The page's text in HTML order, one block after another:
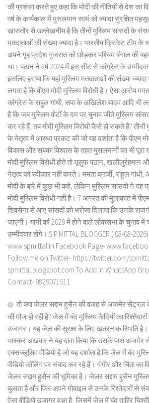
की प्रशंसा करते हुए कहा कि मोदी की नीतियों से देश का
वर्ष के कार्यकाल में मुसलमान स्वयं को ज्यादा सुरक्षित
खासतौर से उल्लेखनीय है कि तीनों मुस्लिम सांसदों के
मतदाताओं की संख्या ज्यादा है। भारतीय क्रिकेट टीम
अपने गृह प्रदेश गुजरात को छोड़कर पश्चिम बंगाल की
था। पठान ने वर्ष 2024 में इस सीट से कांग्रेस के
इसलिए हराया कि यहां मुस्लिम मतदाताओं की संख्या
लगता है कि पीएम मोदी मुस्लिम विरोधी है। ऐसा आरोप
कांग्रेस के राहुल गांधी, सपा के अखिलेश यादव आदि भी
है कि जब मुस्लिम वोटों के दम पर चुनाव जीते मुस्लिम सांसद
कर रहे हैं, तब मोदी मुस्लिम विरोधी कैसे हो सकते हैं? तीनों
के नेतृत्व में आस्था प्रकट की जो यह दर्शाता है कि पीएम
विकास और सबका विश्वास के तहत मुसलमानों का भी पूरा
मोदी मुस्लिम विरोधी होते तो यूसुफ पठान, खलीलुर्रहमान
नेतृत्व को स्वीकार नहीं करते। ममता बनर्जी, राहुल
मोदी के बारे में कुछ भी कहे, लेकिन मुस्लिम सांसदों ने यह
मोदी मुस्लिम विरोधी नहीं है। 7 अगस्त की मुलाकात में
शिवसेना से आए सांसदों को भरोसा दिलाया कि उनके
जाएगी। यानी वर्ष 2029 में होने वाले लोकसभा के चुनाव
उम्मीदवार होंगे। S.P.MITTAL BLOGGER ( 08-08-
www.spmittal.in Facebook Page-
Follow me on Twitter- https://twitter.com/
spmittal.blogspot.com To Add in WhatsApp
Contact- 9829071511
तो क्या जेलर सद्दाम हुसैन की वजह से अजमेर सेंट्रल
की मौज हो रही है? जेल में बंद मुस्लिम कैदियों का रिश्तेदारों
उजागर। यह जेल की सुरक्षा के लिए खतरनाक स्थिति है।
भास्कर अखबार ने यह दावा किया कि उसके पास
एक्सक्लूसिव वीडियो है जो यह दर्शाता है कि जेल में बंद
वीडियो कॉलिंग पर संवाद कर रहे हैं। गंभीर और चिंता का
जेलर सद्दाम हुसैन की भूमिका है। जेलर सद्दाम हुसैन
बुलाता है और फिर अपने मोबाइल से उनके रिश्तेदारों से
ऐसा वीडियो उजागर हुआ है, जिसमें जेल में बंद ताहिर